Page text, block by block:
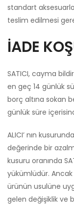
standart
teslim edilmesi
İADE
SATICI, cayma
en geç 14 günlük
borç altına sokan
günlük süre
ALICI’ nın
değerinde bir
kusuru oranında
yükümlüdür.
ürünün usulüne
gelen değişiklik ve